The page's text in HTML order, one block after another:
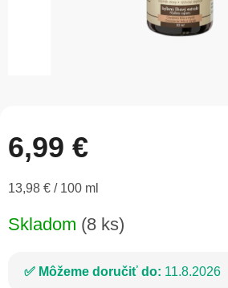
6,99 €
Jednotková
13,98 € / 100 ml
Skladom (8 ks)
Môžeme doručiť do: 11.8.2026